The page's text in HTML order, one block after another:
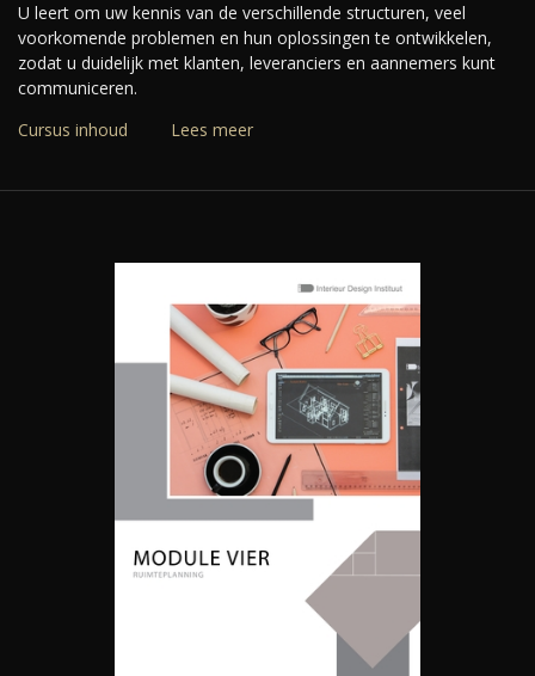
U leert om uw kennis van de verschillende structuren, veel
voorkomende problemen en hun oplossingen te ontwikkelen,
zodat u duidelijk met klanten, leveranciers en aannemers kunt
communiceren.
Cursus inhoud
Lees meer